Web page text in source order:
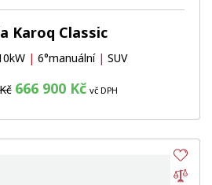
Karoq Classic
| 6°manuální | SUV
666 900 Kč vč DPH